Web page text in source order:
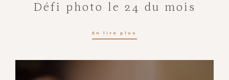
Défi photo le 24 du mois
En lire plus